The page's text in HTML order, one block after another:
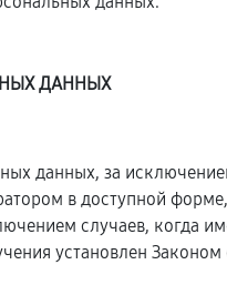
ДАННЫХ
данных, за
в доступной
случаев, когда
установлен